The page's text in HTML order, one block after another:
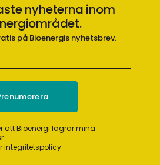
nyheterna inom
på Bioenergis nyhetsbrev.
att Bioenergi lagrar mina
integritetspolicy